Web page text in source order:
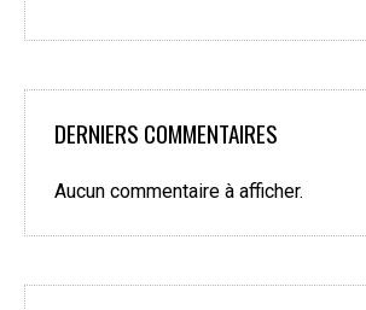
DERNIERS COMMENTAIRES
Aucun commentaire à afficher.